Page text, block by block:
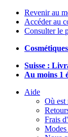
Revenir au
Accéder au
Consulter le
Suisse :
Au moins 1
Aide
Où est
Frais
Modes